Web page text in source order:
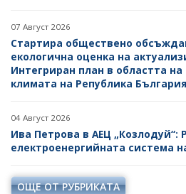
07 Август 2026
Стартира обществено
екологична оценка на
Интегриран план в областта на
климата на Република България
04 Август 2026
Ива Петрова в АЕЦ „Козлодуй“:
електроенергийната система
ОЩЕ ОТ РУБРИКАТА